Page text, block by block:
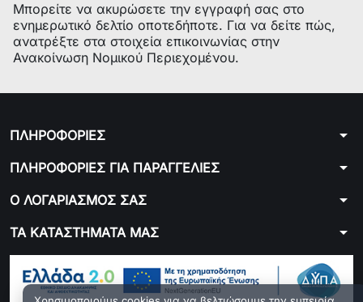
Μπορείτε να ακυρώσετε την εγγραφή σας στο
ενημερωτικό δελτίο οποτεδήποτε. Για να δείτε πώς,
ανατρέξτε στα στοιχεία επικοινωνίας στην
Ανακοίνωση Νομικού Περιεχομένου.
ΠΛΗΡΟΦΟΡΙΕΣ arrow_drop_down
ΠΛΗΡΟΦΟΡΙΕΣ ΓΙΑ ΠΑΡΑΓΓΕΛΙΕΣ arrow_drop_down
Ο ΛΟΓΑΡΙΑΣΜΟΣ ΣΑΣ arrow_drop_down
ΤΑ ΚΑΤΑΣΤΗΜΑΤΑ ΜΑΣ arrow_drop_down